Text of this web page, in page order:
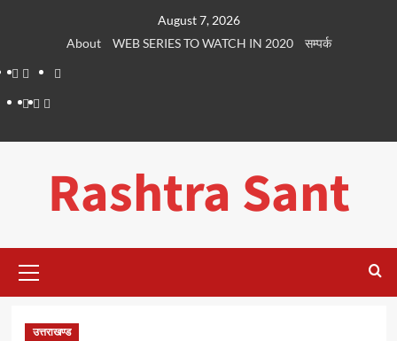
August 7, 2026
About
WEB SERIES TO WATCH IN 2020
सम्पर्क
About
WEB
SERIES
Dehradun
LifePlaces
सम्पर्क
Rashtra Sant
Menu
उत्तराखण्ड